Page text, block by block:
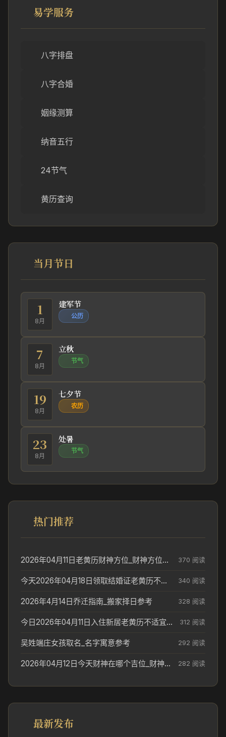
易学服务
八字排盘
八字合婚
姻缘测算
纳音五行
24节气
黄历查询
当月节日
1
8月
建军节
公历
7
8月
立秋
节气
19
8月
七夕节
农历
23
8月
处暑
节气
热门推荐
2026年04月11日老黄历财神方位_财神方位与供奉讲究 370 阅读
今天2026年04月18日领取结婚证老黄历不适合吗_领证日期参考 340 阅读
2026年4月14日乔迁指南_搬家择日参考 328 阅读
今日2026年04月11日入住新居老黄历不适宜吗_搬家择日参考 312 阅读
吴姓端庄女孩取名_名字寓意参考 292 阅读
2026年04月12日今天财神在哪个吉位_财神方位参考 282 阅读
最新发布